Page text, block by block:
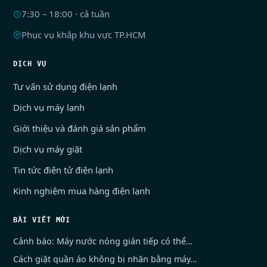
7:30 – 18:00 · cả tuần
Phục vụ khắp khu vực TP.HCM
DỊCH VỤ
Tư vấn sử dụng điện lạnh
Dịch vụ máy lạnh
Giới thiệu và đánh giá sản phẩm
Dịch vụ máy giặt
Tin tức điện tử điện lạnh
Kinh nghiệm mua hàng điện lạnh
BÀI VIẾT MỚI
Cảnh báo: Máy nước nóng gián tiếp có thể…
Cách giặt quần áo không bị nhăn bằng máy…